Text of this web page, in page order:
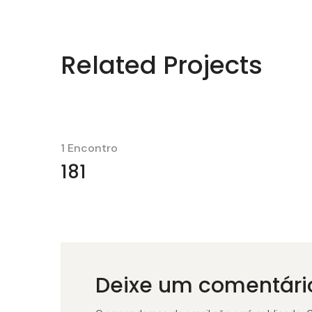
Related Projects
1 Encontro
181
Deixe um